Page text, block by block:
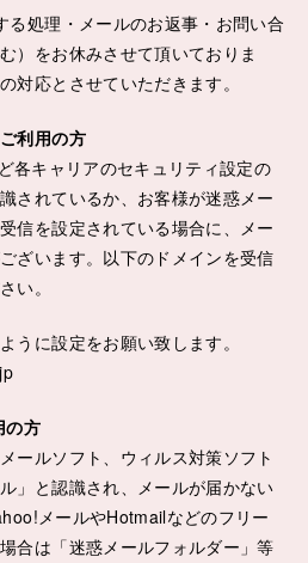
る処理・メールのお返事・お問い合
）をお休みさせて頂いておりま
対応とさせていただきます。
利用の方
各キャリアのセキュリティ設定の
されているか、お客様が迷惑メー
信を設定されている場合に、メー
ざいます。以下のドメインを受信
い。
うに設定をお願い致します。
の方
ールソフト、ウィルス対策ソフト
」と認識され、メールが届かない
メールやHotmailなどのフリー
合は「迷惑メールフォルダー」等